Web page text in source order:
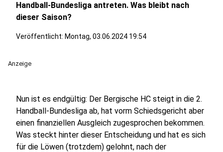
Handball-Bundesliga antreten. Was bleibt nach
dieser Saison?
Veröffentlicht: Montag, 03.06.2024 19:54
Anzeige
Nun ist es endgültig: Der Bergische HC steigt in die 2.
Handball-Bundesliga ab, hat vorm Schiedsgericht aber
einen finanziellen Ausgleich zugesprochen bekommen.
Was steckt hinter dieser Entscheidung und hat es sich
für die Löwen (trotzdem) gelohnt, nach der